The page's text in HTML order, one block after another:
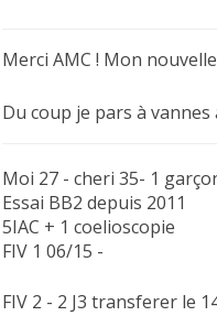
s
a
e
n
l
u
Merci AMC ! Mon
Du coup je pars à vannes
Moi 27 - cheri 35- 1
Essai BB2 depuis 2011
5IAC + 1 coelioscopie
FIV 1 06/15 -
FIV 2 - 2 J3 transferer le